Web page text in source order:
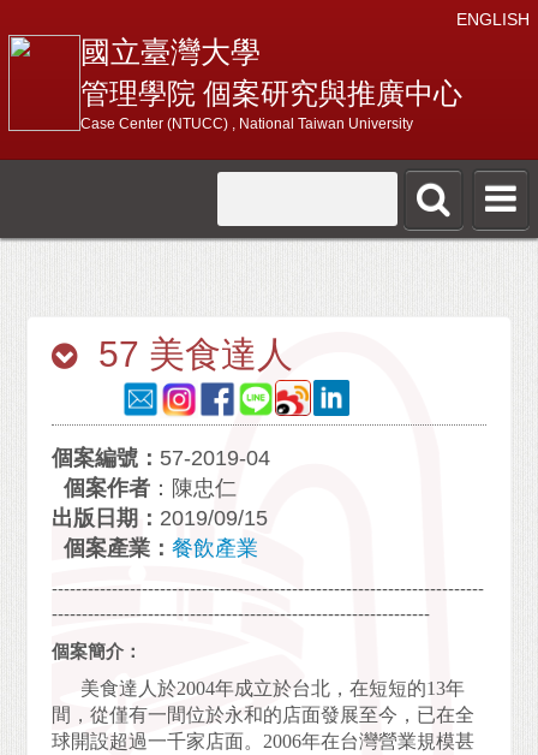
ENGLISH
國立臺灣大學
管理學院 個案研究與推廣中心
Case Center (NTUCC) , National Taiwan University
57 美食達人
個案編號： 57-2019-04
個案作者 ：陳忠仁
出版日期： 2019/09/15
個案產業：餐飲產業
------------------------------------------------------------------------
---------------------------------------------------------------
個案簡介：
美食達人於2004年成立於台北，在短短的13年
間，從僅有一間位於永和的店面發展至今，已在全
球開設超過一千家店面。 2006年在台灣營業規模甚